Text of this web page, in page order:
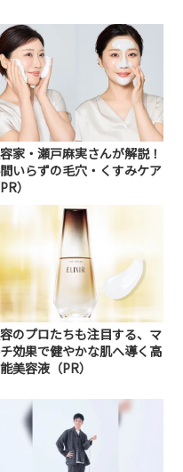
家・瀬戸麻実さんが解説！
いらずの毛穴・くすみケア
PR）
のプロたちも注目する、マ
効果で健やかな肌へ導く高
美容液（PR）